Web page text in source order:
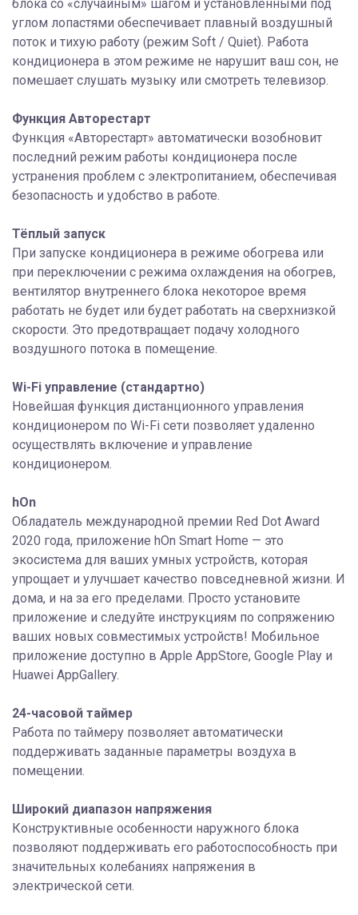
блока со «случайным» шагом и установленными под
углом лопастями обеспечивает плавный воздушный
поток и тихую работу (режим Soft / Quiet). Работа
кондиционера в этом режиме не нарушит ваш сон, не
помешает слушать музыку или смотреть телевизор.
Функция Авторестарт
Функция «Авторестарт» автоматически возобновит
последний режим работы кондиционера после
устранения проблем с электропитанием, обеспечивая
безопасность и удобство в работе.
Тёплый запуск
При запуске кондиционера в режиме обогрева или
при переключении с режима охлаждения на обогрев,
вентилятор внутреннего блока некоторое время
работать не будет или будет работать на сверхнизкой
скорости. Это предотвращает подачу холодного
воздушного потока в помещение.
Wi-Fi управление (стандартно)
Новейшая функция дистанционного управления
кондиционером по Wi-Fi сети позволяет удаленно
осуществлять включение и управление
кондиционером.
hOn
Обладатель международной премии Red Dot Award
2020 года, приложение hOn Smart Home — это
экосистема для ваших умных устройств, которая
упрощает и улучшает качество повседневной жизни. И
дома, и на за его пределами. Просто установите
приложение и следуйте инструкциям по сопряжению
ваших новых совместимых устройств! Мобильное
приложение доступно в Apple AppStore, Google Play и
Huawei AppGallery.
24-часовой таймер
Работа по таймеру позволяет автоматически
поддерживать заданные параметры воздуха в
помещении.
Широкий диапазон напряжения
Конструктивные особенности наружного блока
позволяют поддерживать его работоспособность при
значительных колебаниях напряжения в
электрической сети.